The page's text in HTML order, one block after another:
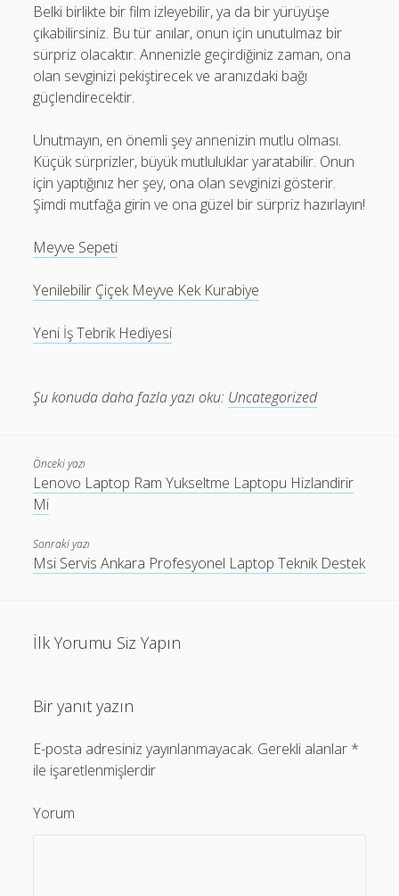
Belki birlikte bir film izleyebilir, ya da bir yürüyüşe
çıkabilirsiniz. Bu tür anılar, onun için unutulmaz bir
sürpriz olacaktır. Annenizle geçirdiğiniz zaman, ona
olan sevginizi pekiştirecek ve aranızdaki bağı
güçlendirecektir.
Unutmayın, en önemli şey annenizin mutlu olması.
Küçük sürprizler, büyük mutluluklar yaratabilir. Onun
için yaptığınız her şey, ona olan sevginizi gösterir.
Şimdi mutfağa girin ve ona güzel bir sürpriz hazırlayın!
Meyve Sepeti
Yenilebilir Çiçek Meyve Kek Kurabiye
Yeni İş Tebrik Hediyesi
Şu konuda daha fazla yazı oku: Uncategorized
Önceki yazı
Lenovo Laptop Ram Yukseltme Laptopu Hizlandirir
Mi
Sonraki yazı
Msi Servis Ankara Profesyonel Laptop Teknik Destek
İlk Yorumu Siz Yapın
Bir yanıt yazın
E-posta adresiniz yayınlanmayacak. Gerekli alanlar *
ile işaretlenmişlerdir
Yorum